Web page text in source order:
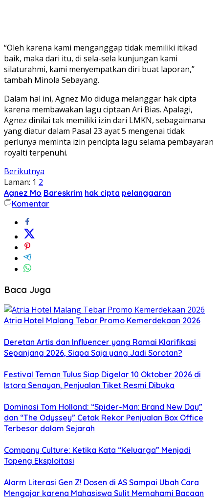
“Oleh karena kami menganggap tidak memiliki itikad
baik, maka dari itu, di sela-sela kunjungan kami
silaturahmi, kami menyempatkan diri buat laporan,”
tambah Minola Sebayang.
Dalam hal ini, Agnez Mo diduga melanggar hak cipta
karena membawakan lagu ciptaan Ari Bias. Apalagi,
Agnez dinilai tak memiliki izin dari LMKN, sebagaimana
yang diatur dalam Pasal 23 ayat 5 mengenai tidak
perlunya meminta izin pencipta lagu selama pembayaran
royalti terpenuhi.
Berikutnya
Laman: 1 2
Agnez Mo Bareskrim hak cipta pelanggaran
Komentar
Baca Juga
Atria Hotel Malang Tebar Promo Kemerdekaan 2026
Deretan Artis dan Influencer yang Ramai Klarifikasi
Sepanjang 2026, Siapa Saja yang Jadi Sorotan?
Festival Teman Tulus Siap Digelar 10 Oktober 2026 di
Istora Senayan, Penjualan Tiket Resmi Dibuka
Dominasi Tom Holland: “Spider-Man: Brand New Day”
dan “The Odyssey” Cetak Rekor Penjualan Box Office
Terbesar dalam Sejarah
Company Culture: Ketika Kata “Keluarga” Menjadi
Topeng Eksploitasi
Alarm Literasi Gen Z! Dosen di AS Sampai Ubah Cara
Mengajar karena Mahasiswa Sulit Memahami Bacaan